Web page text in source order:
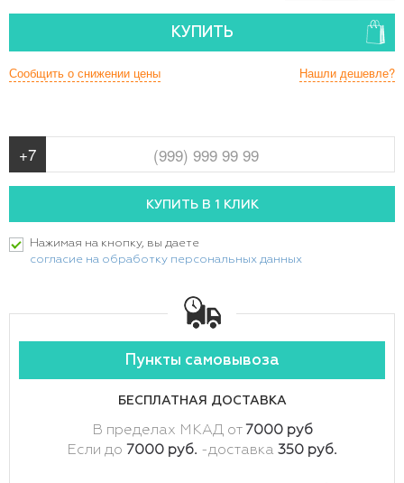
КУПИТЬ
Нашли дешевле?
Сообщить о снижении цены
Нажимая на кнопку, вы даете
согласие на обработку персональных данных
Пункты самовывоза
БЕСПЛАТНАЯ ДОСТАВКА
В пределах МКАД от 7000 руб
Если до 7000 руб. -доставка 350 руб.